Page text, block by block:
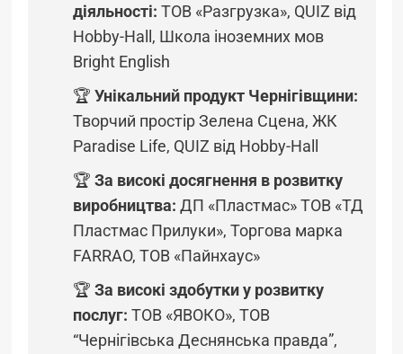
діяльності: ТОВ «Разгрузка», QUIZ від
Hobby-Hall, Школа іноземних мов
Bright English
🏆 Унікальний продукт Чернігівщини:
Творчий простір Зелена Сцена, ЖК
Paradise Life, QUIZ від Hobby-Hall
🏆 За високі досягнення в розвитку
виробництва: ДП «Пластмас» ТОВ «ТД
Пластмас Прилуки», Торгова марка
FARRAO, ТОВ «Пайнхаус»
🏆 За високі здобутки у розвитку
послуг: ТОВ «ЯВОКО», ТОВ
“Чернігівська Деснянська правда”,